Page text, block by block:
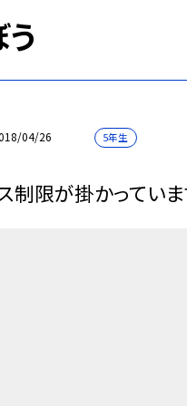
04/26 5年生
制限が掛かってい